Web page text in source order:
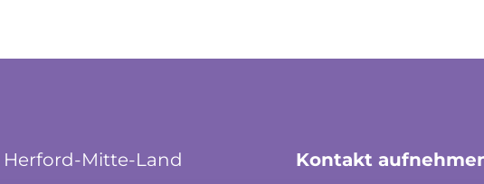
Herford-Mitte-Land Kontakt